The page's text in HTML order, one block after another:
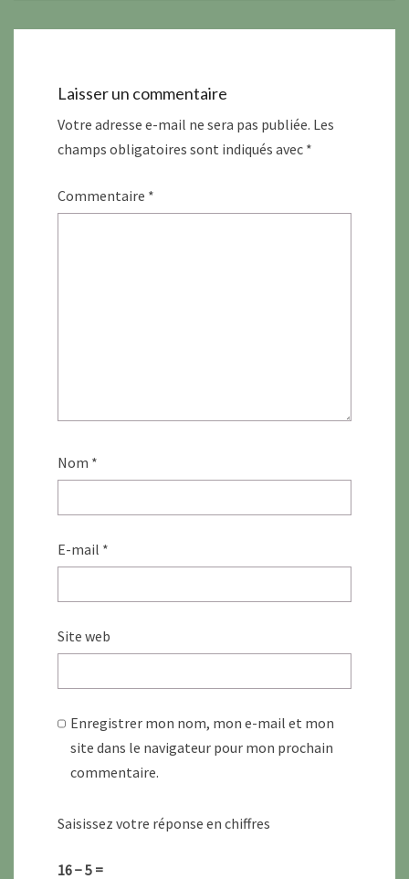
Laisser un commentaire
Votre adresse e-mail ne sera pas publiée. Les
champs obligatoires sont indiqués avec *
Commentaire *
Nom *
E-mail *
Site web
Enregistrer mon nom, mon e-mail et mon
site dans le navigateur pour mon prochain
commentaire.
Saisissez votre réponse en chiffres
16 − 5 =